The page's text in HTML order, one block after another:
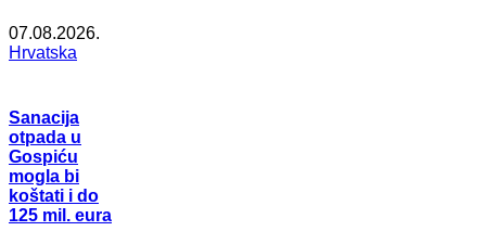
07.08.2026.
Hrvatska
Sanacija
otpada u
Gospiću
mogla bi
koštati i do
125 mil. eura